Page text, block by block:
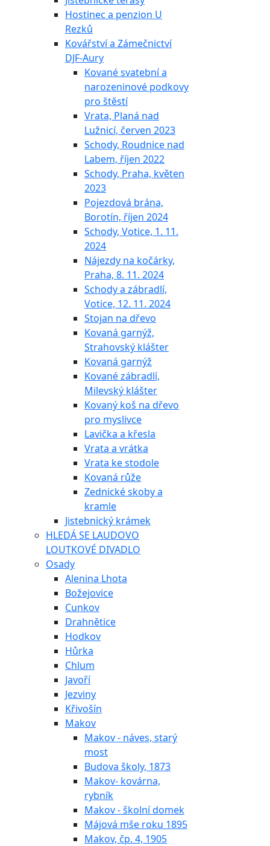
Hostinec a penzion U
Rezků
Kovářství a Zámečnictví
DJF-Aury
Kované svatební a
narozeninové podkovy
pro štěstí
Vrata, Planá nad
Lužnicí, červen 2023
Schody, Roudnice nad
Labem, říjen 2022
Schody, Praha, květen
2023
Pojezdová brána,
Borotín, říjen 2024
Schody, Votice, 1. 11.
2024
Nájezdy na kočárky,
Praha, 8. 11. 2024
Schody a zábradlí,
Votice, 12. 11. 2024
Stojan na dřevo
Kovaná garnýž,
Strahovský klášter
Kovaná garnýž
Kované zábradlí,
Milevský klášter
Kovaný koš na dřevo
pro myslivce
Lavička a křesla
Vrata a vrátka
Vrata ke stodole
Kovaná růže
Zednické skoby a
kramle
Jistebnický krámek
HLEDÁ SE LAUDOVO
LOUTKOVÉ DIVADLO
Osady
Alenina Lhota
Božejovice
Cunkov
Drahnětice
Hodkov
Hůrka
Chlum
Javoří
Jezviny
Křivošín
Makov
Makov - náves, starý
most
Budova školy, 1873
Makov- kovárna,
rybník
Makov - školní domek
Májová mše roku 1895
Makov, čp. 4, 1905